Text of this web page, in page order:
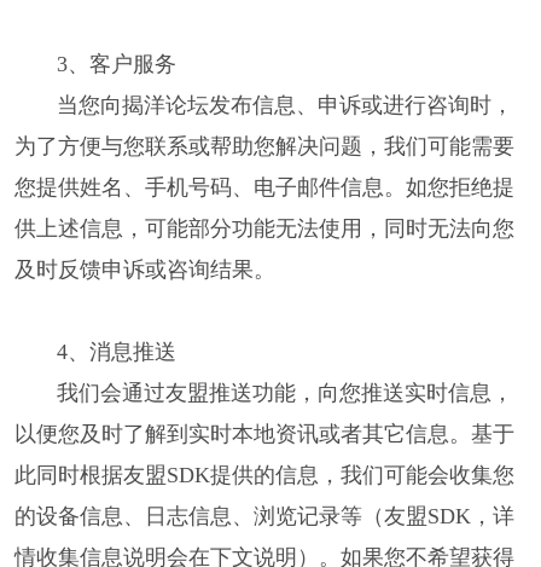
3、客户服务
当您向揭洋论坛发布信息、申诉或进行咨询时，
为了方便与您联系或帮助您解决问题，我们可能需要
您提供姓名、手机号码、电子邮件信息。如您拒绝提
供上述信息，可能部分功能无法使用，同时无法向您
及时反馈申诉或咨询结果。
4、消息推送
我们会通过友盟推送功能，向您推送实时信息，
以便您及时了解到实时本地资讯或者其它信息。基于
此同时根据友盟SDK提供的信息，我们可能会收集您
的设备信息、日志信息、浏览记录等（友盟SDK，详
情收集信息说明会在下文说明）。如果您不希望获得